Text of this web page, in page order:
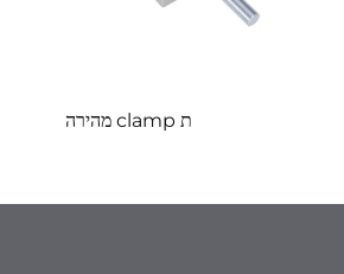
ת clamp מהירה